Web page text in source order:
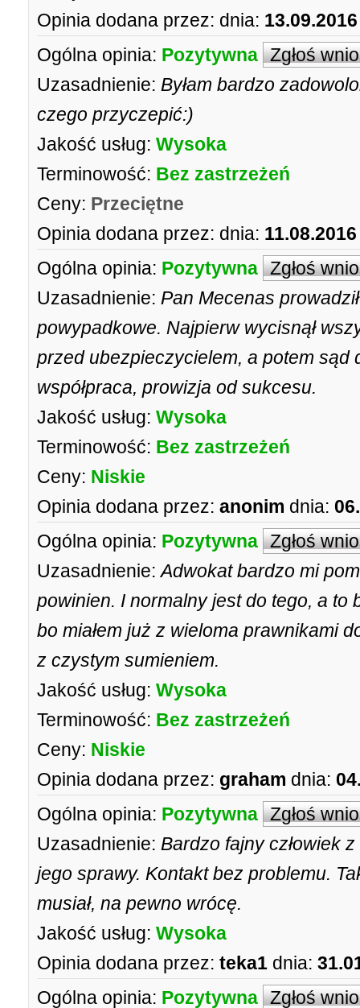
Opinia dodana przez: dnia:
Ogólna opinia: Pozytywna Zgłoś
Uzasadnienie: Byłam bardzo
czego przyczepić:)
Jakość usług: Wysoka
Terminowość: Bez zastrzeżeń
Ceny: Przeciętne
Opinia dodana przez: dnia:
Ogólna opinia: Pozytywna Zgłoś
Uzasadnienie: Pan Mecenas
powypadkowe. Najpierw wycisnął
przed ubezpieczycielem, a potem sąd
współpraca, prowizja od sukcesu.
Jakość usług: Wysoka
Terminowość: Bez zastrzeżeń
Ceny: Niskie
Opinia dodana przez: anonim dnia:
Ogólna opinia: Pozytywna Zgłoś
Uzasadnienie: Adwokat bardzo mi
powinien. I normalny jest do tego, a
bo miałem już z wieloma prawnikami
z czystym sumieniem.
Jakość usług: Wysoka
Terminowość: Bez zastrzeżeń
Ceny: Niskie
Opinia dodana przez: graham dnia:
Ogólna opinia: Pozytywna Zgłoś
Uzasadnienie: Bardzo fajny człowiek
jego sprawy. Kontakt bez problemu.
musiał, na pewno wrócę.
Jakość usług: Wysoka
Opinia dodana przez: teka1 dnia:
Ogólna opinia: Pozytywna Zgłoś